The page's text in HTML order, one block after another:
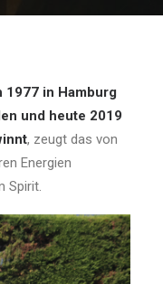
1977 in Hamburg
und heute 2019
, zeugt das von
Energien
Spirit.